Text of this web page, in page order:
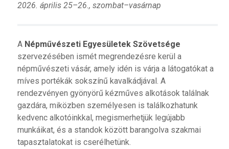
2026. április 25–26., szombat–vasárnap
A Népművészeti Egyesületek Szövetsége
szervezésében ismét megrendezésre kerül a
népművészeti vásár, amely idén is várja a látogatókat a
míves portékák sokszínű kavalkádjával. A
rendezvényen gyönyörű kézműves alkotások találnak
gazdára, miközben személyesen is találkozhatunk
kedvenc alkotóinkkal, megismerhetjük legújabb
munkáikat, és a standok között barangolva szakmai
tapasztalatokat is cserélhetünk.